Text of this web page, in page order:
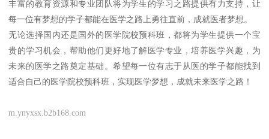
丰富的教育资源和专业团队将为学生的学习之路提供有力支持，让
每一位有梦想的学子都能在医学之路上勇往直前，成就医者梦想。
无论选择国内还是国外的医学院校预科班，都将为学生提供一个宝
贵的学习机会，帮助他们更好地了解医学专业，培养医学兴趣，为
未来的医学之路奠定基础。希望每一位有志于从医的学子都能找到
适合自己的医学院校预科班，实现医学梦想，成就未来医学之路！
m.ynyxsx.b2b168.com